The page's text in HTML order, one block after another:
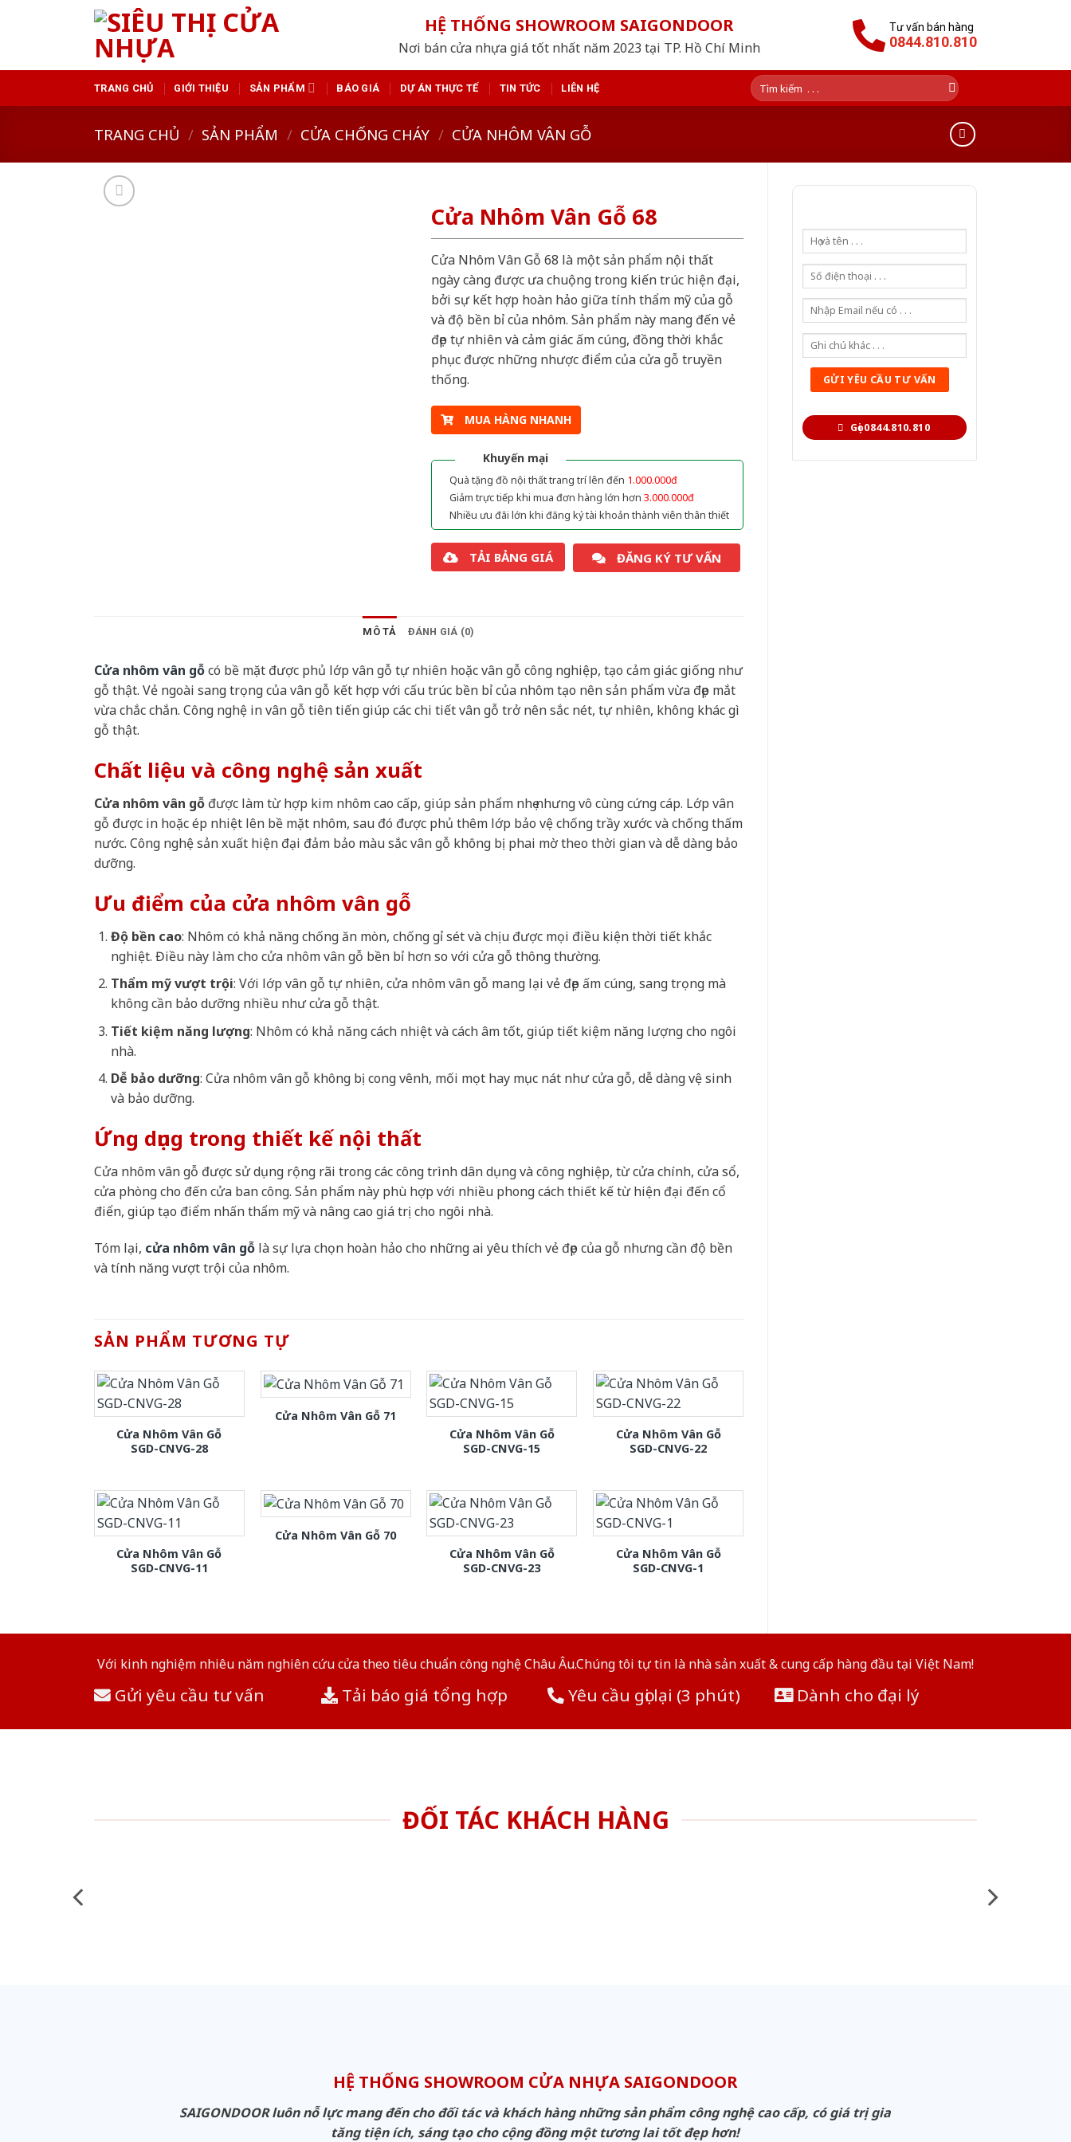
HỆ THỐNG SHOWROOM SAIGONDOOR
Nơi bán cửa nhựa giá tốt nhất năm 2023 tại TP. Hồ Chí Minh
Tư vấn bán hàng
0844.810.810
TRANG CHỦ GIỚI THIỆU SẢN PHẨM BÁO GIÁ DỰ ÁN THỰC TẾ TIN TỨC LIÊN HỆ
Tìm
kiếm:
TRANG CHỦ / SẢN PHẨM / CỬA CHỐNG CHÁY / CỬA NHÔM VÂN GỖ
Gọi 0844.810.810
Cửa Nhôm Vân Gỗ 68
Cửa Nhôm Vân Gỗ 68 là một sản phẩm nội thất
ngày càng được ưa chuộng trong kiến trúc hiện đại,
bởi sự kết hợp hoàn hảo giữa tính thẩm mỹ của gỗ
và độ bền bỉ của nhôm. Sản phẩm này mang đến vẻ
đẹp tự nhiên và cảm giác ấm cúng, đồng thời khắc
phục được những nhược điểm của cửa gỗ truyền
thống.
MUA HÀNG NHANH
Khuyến mại
Quà tặng đồ nội thất trang trí lên đến 1.000.000đ
Giảm trực tiếp khi mua đơn hàng lớn hơn 3.000.000đ
Nhiều ưu đãi lớn khi đăng ký tài khoản thành viên thân thiết
TẢI BẢNG GIÁ ĐĂNG KÝ TƯ VẤN
MÔ TẢ ĐÁNH GIÁ (0)
Cửa nhôm vân gỗcó bề mặt được phủ lớp vân gỗ tự nhiên hoặc vân gỗ công nghiệp, tạo cảm giác giống như
gỗ thật. Vẻ ngoài sang trọng của vân gỗ kết hợp với cấu trúc bền bỉ của nhôm tạo nên sản phẩm vừa đẹp mắt
vừa chắc chắn. Công nghệ in vân gỗ tiên tiến giúp các chi tiết vân gỗ trở nên sắc nét, tự nhiên, không khác gì
gỗ thật.
Chất liệu và công nghệ sản xuất
Cửa nhôm vân gỗ được làm từ hợp kim nhôm cao cấp, giúp sản phẩm nhẹ nhưng vô cùng cứng cáp. Lớp vân
gỗ được in hoặc ép nhiệt lên bề mặt nhôm, sau đó được phủ thêm lớp bảo vệ chống trầy xước và chống thấm
nước. Công nghệ sản xuất hiện đại đảm bảo màu sắc vân gỗ không bị phai mờ theo thời gian và dễ dàng bảo
dưỡng.
Ưu điểm của cửa nhôm vân gỗ
Độ bền cao: Nhôm có khả năng chống ăn mòn, chống gỉ sét và chịu được mọi điều kiện thời tiết khắc
nghiệt. Điều này làm cho cửa nhôm vân gỗ bền bỉ hơn so với cửa gỗ thông thường.
Thẩm mỹ vượt trội: Với lớp vân gỗ tự nhiên, cửa nhôm vân gỗ mang lại vẻ đẹp ấm cúng, sang trọng mà
không cần bảo dưỡng nhiều như cửa gỗ thật.
Tiết kiệm năng lượng: Nhôm có khả năng cách nhiệt và cách âm tốt, giúp tiết kiệm năng lượng cho ngôi
nhà.
Dễ bảo dưỡng: Cửa nhôm vân gỗ không bị cong vênh, mối mọt hay mục nát như cửa gỗ, dễ dàng vệ sinh
và bảo dưỡng.
Ứng dụng trong thiết kế nội thất
Cửa nhôm vân gỗ được sử dụng rộng rãi trong các công trình dân dụng và công nghiệp, từ cửa chính, cửa sổ,
cửa phòng cho đến cửa ban công. Sản phẩm này phù hợp với nhiều phong cách thiết kế từ hiện đại đến cổ
điển, giúp tạo điểm nhấn thẩm mỹ và nâng cao giá trị cho ngôi nhà.
Tóm lại, cửa nhôm vân gỗ là sự lựa chọn hoàn hảo cho những ai yêu thích vẻ đẹp của gỗ nhưng cần độ bền
và tính năng vượt trội của nhôm.
SẢN PHẨM TƯƠNG TỰ
Cửa Nhôm Vân Gỗ
SGD-CNVG-28
Cửa Nhôm Vân Gỗ 71
Cửa Nhôm Vân Gỗ
SGD-CNVG-15
Cửa Nhôm Vân Gỗ
SGD-CNVG-22
Cửa Nhôm Vân Gỗ
SGD-CNVG-11
Cửa Nhôm Vân Gỗ 70
Cửa Nhôm Vân Gỗ
SGD-CNVG-23
Cửa Nhôm Vân Gỗ
SGD-CNVG-1
Với kinh nghiệm nhiêu năm nghiên cứu cửa theo tiêu chuẩn công nghệ Châu Âu.Chúng tôi tự tin là nhà sản xuất & cung cấp hàng đầu tại Việt Nam!
Gửi yêu cầu tư vấn Tải báo giá tổng hợp Yêu cầu gọi lại (3 phút) Dành cho đại lý
ĐỐI TÁC KHÁCH HÀNG
HỆ THỐNG SHOWROOM CỬA NHỰA SAIGONDOOR
SAIGONDOOR luôn nỗ lực mang đến cho đối tác và khách hàng những sản phẩm công nghệ cao cấp, có giá trị gia
tăng tiện ích, sáng tạo cho cộng đồng một tương lai tốt đẹp hơn!